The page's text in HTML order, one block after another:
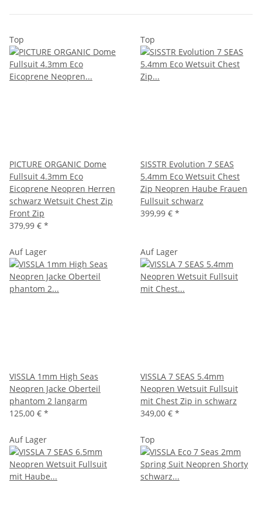
Top
PICTURE ORGANIC Dome
Fullsuit 4.3mm Eco
Eicoprene Neopren Herren
schwarz Wetsuit Chest Zip
Front Zip
379,99 € *
Top
SISSTR Evolution 7 SEAS
5.4mm Eco Wetsuit Chest
Zip Neopren Haube Frauen
Fullsuit schwarz
399,99 € *
Auf Lager
VISSLA 1mm High Seas
Neopren Jacke Oberteil
phantom 2 langarm
125,00 € *
Auf Lager
VISSLA 7 SEAS 5.4mm
Neopren Wetsuit Fullsuit
mit Chest Zip in schwarz
349,00 € *
Auf Lager Top